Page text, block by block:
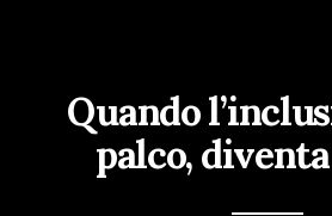
Quando
palco,